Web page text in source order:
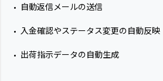
自動返信メールの送信
入金確認やステータス変更の自動反映
出荷指示データの自動生成